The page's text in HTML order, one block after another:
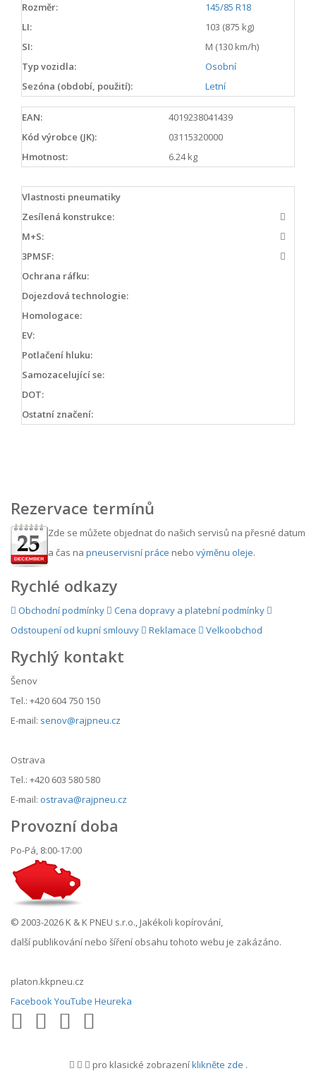
Rozměr:
145/85 R18
LI:
103 (875 kg)
SI:
M (130 km/h)
Typ vozidla:
Osobní
Sezóna (období, použití):
Letní
EAN:
4019238041439
Kód výrobce (JK):
03115320000
Hmotnost:
6.24 kg
Vlastnosti pneumatiky
Zesílená konstrukce:
M+S:
3PMSF:
Ochrana ráfku:
Dojezdová technologie:
Homologace:
EV:
Potlačení hluku:
Samozacelující se:
DOT:
Ostatní značení:
Rezervace termínů
Zde se můžete objednat do našich servisů na přesné datum
a čas na pneuservisní práce nebo výměnu oleje.
Rychlé odkazy
Obchodní podmínky
Cena dopravy a platební podmínky
Odstoupení od kupní smlouvy
Reklamace Velkoobchod
Rychlý kontakt
Šenov
Tel.: +420 604 750 150
E-mail: senov@rajpneu.cz
Ostrava
Tel.: +420 603 580 580
E-mail: ostrava@rajpneu.cz
Provozní doba
Po-Pá, 8:00-17:00
© 2003-2026 K & K PNEU s.r.o., Jakékoli kopírování,
další publikování nebo šíření obsahu tohoto webu je zakázáno.
platon.kkpneu.cz
FacebookYouTube Heureka
pro klasické zobrazeníklikněte zde .